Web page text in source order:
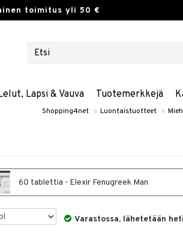
toimitus yli 50 €
Lapsi & Vauva Tuotemerkkejä
Shopping4net » Luontaistuotteet »
60 tablettia - Elexir Fenugreek Man
Varastossa, lähetetään heti